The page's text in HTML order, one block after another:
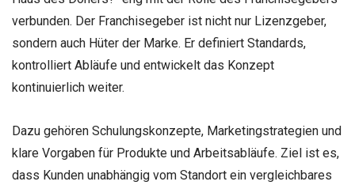
verbunden. Der Franchisegeber ist nicht nur Lizenzgeber,
sondern auch Hüter der Marke. Er definiert Standards,
kontrolliert Abläufe und entwickelt das Konzept
kontinuierlich weiter.
Dazu gehören Schulungskonzepte, Marketingstrategien und
klare Vorgaben für Produkte und Arbeitsabläufe. Ziel ist es,
dass Kunden unabhängig vom Standort ein vergleichbares